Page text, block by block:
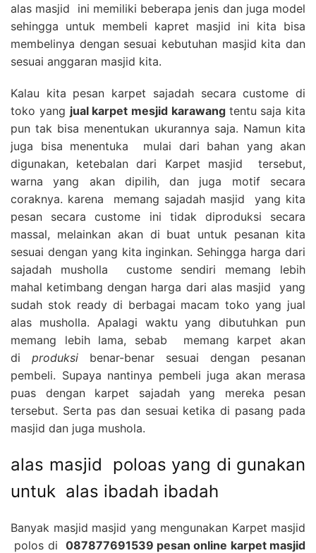
alas masjid ini memiliki beberapa jenis dan juga model
sehingga untuk membeli kapret masjid ini kita bisa
membelinya dengan sesuai kebutuhan masjid kita dan
sesuai anggaran masjid kita.
Kalau kita pesan karpet sajadah secara custome di
toko yang jual karpet mesjid karawang tentu saja kita
pun tak bisa menentukan ukurannya saja. Namun kita
juga bisa menentuka mulai dari bahan yang akan
digunakan, ketebalan dari Karpet masjid tersebut,
warna yang akan dipilih, dan juga motif secara
coraknya. karena memang sajadah masjid yang kita
pesan secara custome ini tidak diproduksi secara
massal, melainkan akan di buat untuk pesanan kita
sesuai dengan yang kita inginkan. Sehingga harga dari
sajadah musholla custome sendiri memang lebih
mahal ketimbang dengan harga dari alas masjid yang
sudah stok ready di berbagai macam toko yang jual
alas musholla. Apalagi waktu yang dibutuhkan pun
memang lebih lama, sebab memang karpet akan
di produksi benar-benar sesuai dengan pesanan
pembeli. Supaya nantinya pembeli juga akan merasa
puas dengan karpet sajadah yang mereka pesan
tersebut. Serta pas dan sesuai ketika di pasang pada
masjid dan juga mushola.
alas masjid poloas yang di gunakan
untuk alas ibadah ibadah
Banyak masjid masjid yang mengunakan Karpet masjid
polos di 087877691539 pesan online karpet masjid